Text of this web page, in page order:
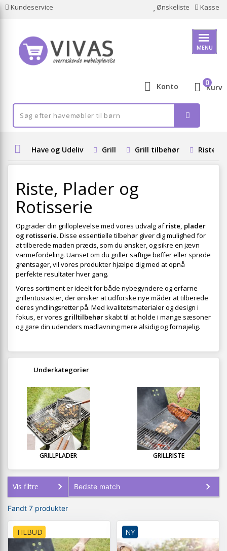
Kundeservice Ønskeliste Kasse
MENU
Konto Kurv
0
Have og Udeliv Grill Grill tilbehør Riste,
Riste, Plader og
Rotisserie
Opgrader din grilloplevelse med vores udvalg afriste, plader
og rotisserie. Disse essentielle tilbehør giver dig mulighed for
at tilberede maden præcis, som du ønsker, og sikre en jævn
varmefordeling. Uanset om du griller saftige bøffer eller sprøde
grøntsager, vil vores produkter hjælpe dig med at opnå
perfekte resultater hver gang.
Vores sortiment er ideelt for både nybegyndere og erfarne
grillentusiaster, der ønsker at udforske nye måder at tilberede
deres yndlingsretter på. Med kvalitetsmaterialer og design i
fokus, er vores grilltilbehør skabt til at holde i mange sæsoner
og gøre din udendørs madlavning mere alsidig og fornøjelig.
Underkategorier
GRILLPLADER GRILLRISTE
Vis filtre
Fandt 7 produkter
TILBUD NY